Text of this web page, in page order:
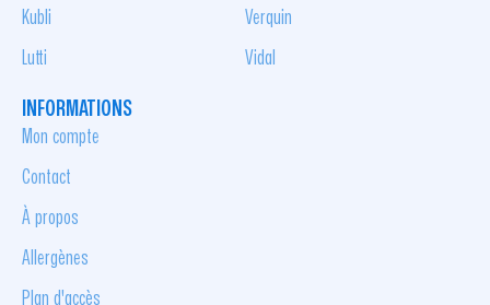
Kubli
Lutti
Verquin
Vidal
INFORMATIONS
Mon compte
Contact
À propos
Allergènes
Plan d'accès